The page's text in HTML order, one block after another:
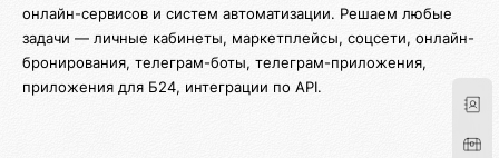
онлайн-сервисов и систем автоматизации. Решаем любые
задачи — личные кабинеты, маркетплейсы, соцсети, онлайн-
бронирования, телеграм-боты, телеграм-приложения,
приложения для Б24, интеграции по API.